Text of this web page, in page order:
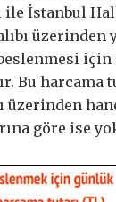
ile İstanbul
için
Bu harcama
üzerinden
göre ise